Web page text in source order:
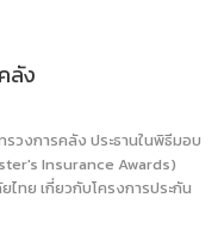
ลัง
วงการคลัง ประธานในพิธีมอบ
Insurance Awards)
ทย เกี่ยวกับโครงการประกัน